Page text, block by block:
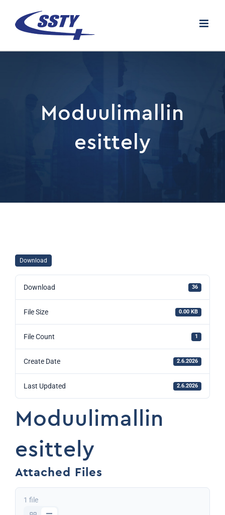
content
Moduulimallin
esittely
Download
Download 36
File Size 0.00 KB
File Count 1
Create Date 2.6.2026
Last Updated 2.6.2026
Moduulimallin
esittely
Attached Files
1 file